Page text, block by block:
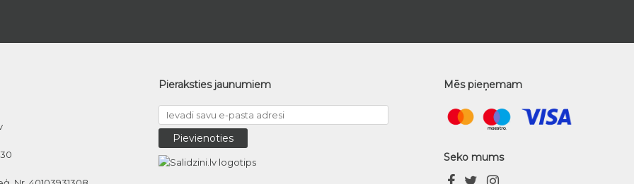
Pieraksties jaunumiem Mēs pieņemam
Seko mums